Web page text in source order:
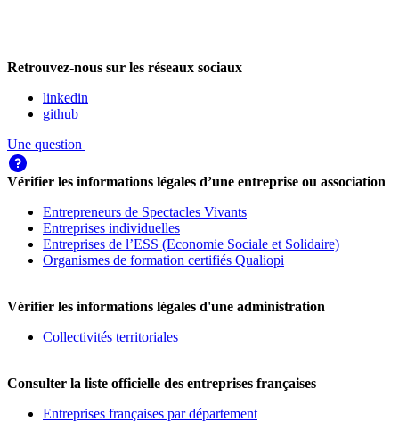
Retrouvez-nous sur les réseaux sociaux
linkedin
github
Une question
Vérifier les informations légales d’une entreprise ou association
Entrepreneurs de Spectacles Vivants
Entreprises individuelles
Entreprises de l’ESS (Economie Sociale et Solidaire)
Organismes de formation certifiés Qualiopi
Vérifier les informations légales d'une administration
Collectivités territoriales
Consulter la liste officielle des entreprises françaises
Entreprises françaises par département